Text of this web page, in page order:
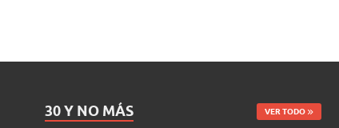
30 Y NO MÁS VER TODO